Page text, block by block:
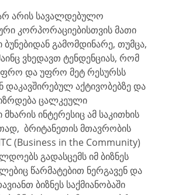
არის სავალდებულო
კორპორაციებისთვის მათი
გამომდინარე, თუმცა,
ვხედავთ ტენდენციას, რომ
და უფრო მეტ რესურსს
დაკავშირებულ აქტივობებზე და
ცალკეული
ინტერესიც ამ საკითხის
ბრიტანეთის მთავრობის
(Business in the Community)
გადასცემს იმ ბიზნეს
წარმატებით ნერგავენ და
ბიზნეს საქმიანობაში